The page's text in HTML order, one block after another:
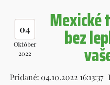
04
Október
2022
Mexické
bez
Pridané: 04.10.2022 16:13:37